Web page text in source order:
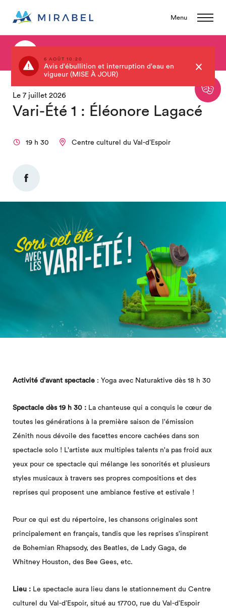
Menu
6 AOÛT 10:20
Avis d'ébullition et interruption d'eau en
vigueur (MISE À JOUR)
Le 7 juillet 2026
Vari-Été 1 : Éléonore Lagacé
19 h 30 Centre culturel du Val-d’Espoir
Activité d'avant spectacle : Yoga avec Naturaktive dès 18 h 30
Spectacle dès 19 h 30 : La chanteuse qui a conquis le cœur de
toutes les générations à la première saison de l'émission
Zénith nous dévoile des facettes encore cachées dans son
spectacle solo ! L'artiste aux multiples talents n'a pas froid aux
yeux pour ce spectacle qui mélange les sonorités et plusieurs
styles musicaux à travers ses propres compositions et des
reprises qui proposent une ambiance festive et estivale !
Pour ce qui est du répertoire, les chansons originales sont
principalement en français, tandis que les reprises s'inspirent
de Bohemian Rhapsody, des Beatles, de Lady Gaga, de
Whitney Houston, des Bee Gees, etc.
Lieu : Le spectacle aura lieu dans le stationnement du Centre
culturel du Val-d’Espoir, situé au 17700, rue du Val-d’Espoir